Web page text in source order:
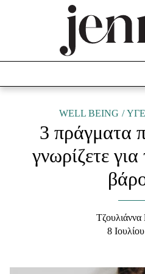
Culture
Fashion
Shopping
Beauty - Ομορφιά
Μαλλιά - Νύχια
WELL BEING
3 πράγματα
γνωρίζετε
Τζουλιάννα
8